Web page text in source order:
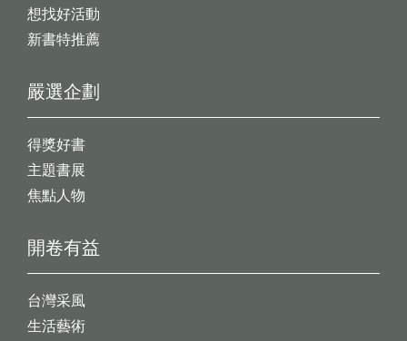
想找好活動
新書特推薦
開卷有益
台灣采風
生活藝術
嚴選企劃
得獎好書
主題書展
焦點人物